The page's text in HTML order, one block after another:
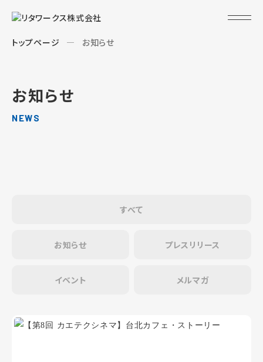
トップページ お知らせ
お知らせ
NEWS
すべて
お知らせ プレスリリース
イベント メルマガ